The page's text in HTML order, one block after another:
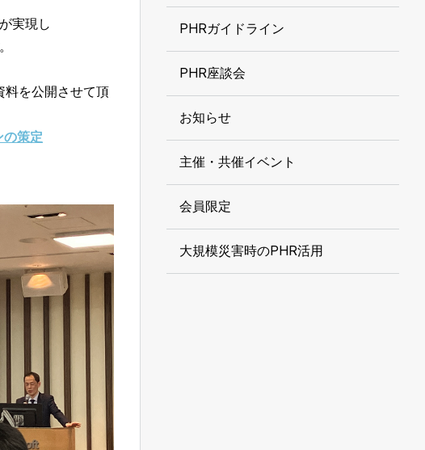
実現し
料を公開させて頂
の策定
PHRガイドライン
PHR座談会
お知らせ
主催・共催イベント
会員限定
大規模災害時のPHR活用